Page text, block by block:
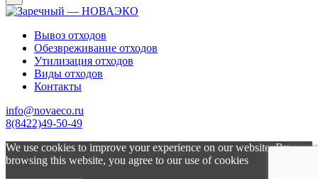
Вывоз отходов
Обезвреживание отходов
Утилизация отходов
Виды отходов
Контакты
info@novaeco.ru
8(8422)49-50-49
We use cookies to improve your experience on our website. By
browsing this website, you agree to our use of cookies